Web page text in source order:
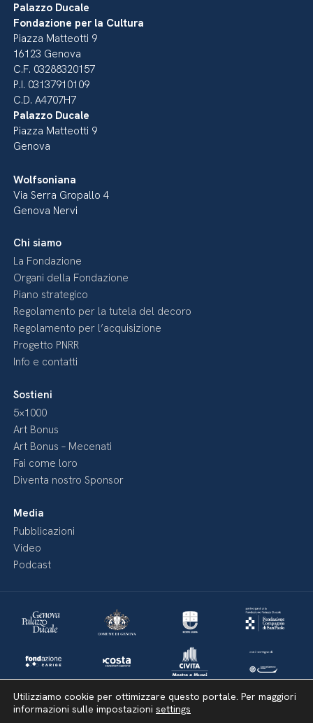
Palazzo Ducale
Fondazione per la Cultura
Piazza Matteotti 9
16123 Genova
C.F. 03288320157
P.I. 03137910109
C.D. A4707H7
Palazzo Ducale
Piazza Matteotti 9
Genova
Wolfsoniana
Via Serra Gropallo 4
Genova Nervi
Chi siamo
La Fondazione
Organi della Fondazione
Piano strategico
Regolamento per la tutela del decoro
Regolamento per l’acquisizione
Progetto PNRR
Info e contatti
Sostieni
5×1000
Art Bonus
Art Bonus – Mecenati
Fai come loro
Diventa nostro Sponsor
Media
Pubblicazioni
Video
Podcast
Utilizziamo cookie per ottimizzare questo portale. Per maggiori
informazioni sulle impostazioni settings